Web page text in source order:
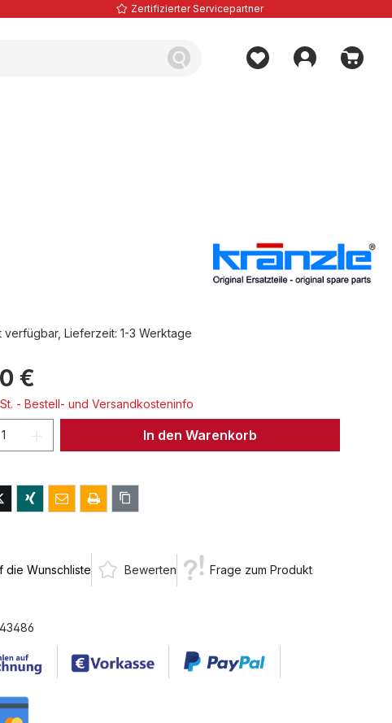
Zertifizierter Servicepartner
verfügbar, Lieferzeit: 1-3 Werktage
€
- Bestell- und Versandkosteninfo
Anzahl: Gib den gewünschten Wert
In den Warenkorb
die Wunschliste Bewerten Frage zum Produkt
43486